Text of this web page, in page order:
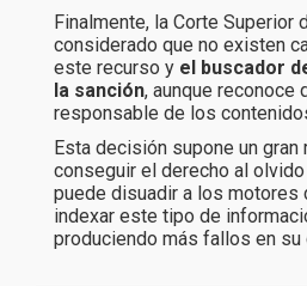
Finalmente, la Corte Superior
considerado que no existen
este recurso y el buscador
la sanción, aunque reconoce
responsable de los
Esta decisión supone un gran
conseguir el derecho al
puede disuadir a los motores
indexar este tipo de
produciendo más fallos en su